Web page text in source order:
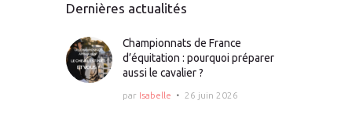
Dernières actualités
Championnats de France
d’équitation : pourquoi préparer
aussi le cavalier ?
par Isabelle 26 juin 2026